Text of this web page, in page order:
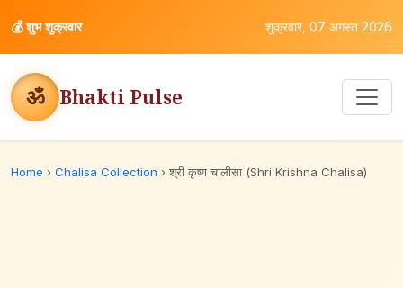
💰शुभ शुक्रवार शुक्रवार, 07 अगस्त 2026
ॐ Bhakti Pulse
Home › Chalisa Collection › श्री कृष्ण चालीसा (Shri Krishna Chalisa)